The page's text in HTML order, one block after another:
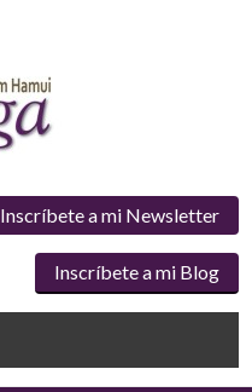
Inscríbete a mi Newsletter
Inscríbete a mi Blog